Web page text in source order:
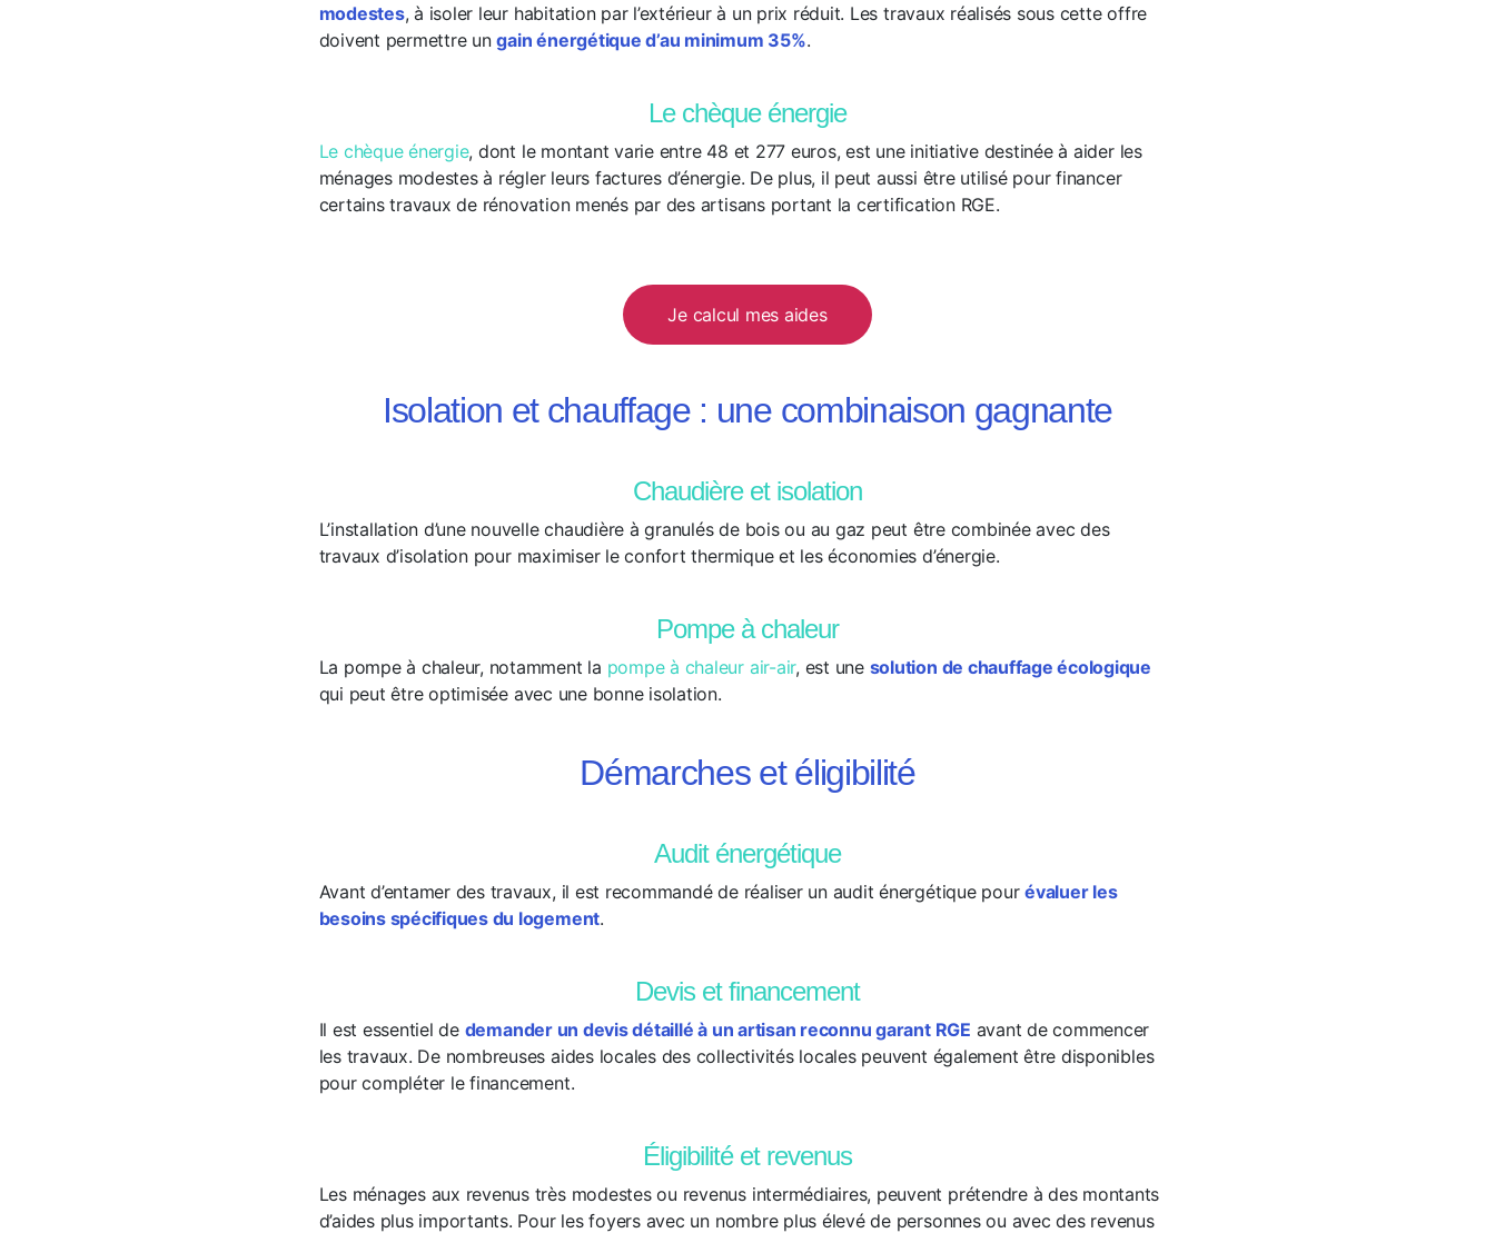
modestes, à isoler leur habitation par l’extérieur à un prix réduit. Les travaux réalisés sous cette offre
doivent permettre ungain énergétique d’au minimum 35%.
Le chèque énergie
Le chèque énergie, dont le montant varie entre 48 et 277 euros, est une initiative destinée à aider les
ménages modestes à régler leurs factures d’énergie. De plus, il peut aussi être utilisé pour financer
certains travaux de rénovation menés par des artisans portant la certification RGE.
Je calcul mes aides
Isolation et chauffage : une combinaison gagnante
Chaudière et isolation
L’installation d’une nouvelle chaudière à granulés de bois ou au gaz peut être combinée avec des
travaux d’isolation pour maximiser le confort thermique et les économies d’énergie.
Pompe à chaleur
La pompe à chaleur, notamment la pompe à chaleur air-air, est une solution de chauffage écologique
qui peut être optimisée avec une bonne isolation.
Démarches et éligibilité
Audit énergétique
Avant d’entamer des travaux, il est recommandé de réaliser un audit énergétique pourévaluer les
besoins spécifiques du logement.
Devis et financement
Il est essentiel de demander un devis détaillé à un artisan reconnu garant RGE avant de commencer
les travaux. De nombreuses aides locales des collectivités locales peuvent également être disponibles
pour compléter le financement.
Éligibilité et revenus
Les ménages aux revenus très modestes ou revenus intermédiaires, peuvent prétendre à des montants
d’aides plus importants. Pour les foyers avec un nombre plus élevé de personnes ou avec des revenus